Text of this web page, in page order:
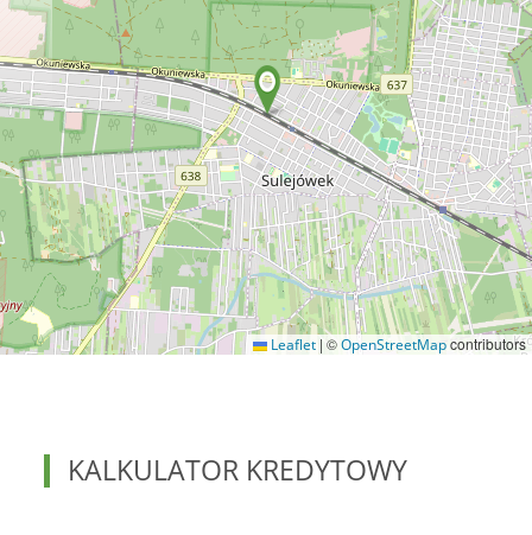
Leaflet | ©OpenStreetMapcontributors
KALKULATOR KREDYTOWY